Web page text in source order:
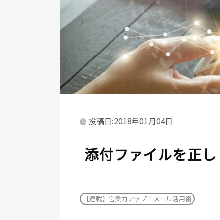
投稿日:2018年01月04日
添付ファイルを正
【連載】営業力アップ！メール活用術